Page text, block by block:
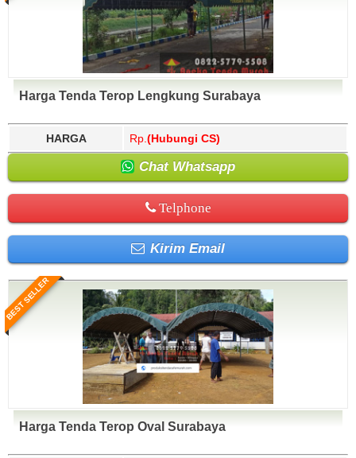
Harga Tenda Terop Lengkung Surabaya
HARGA Rp. (Hubungi CS)
Chat Whatsapp
Telphone
Kirim Email
BEST SELLER
Harga Tenda Terop Oval Surabaya